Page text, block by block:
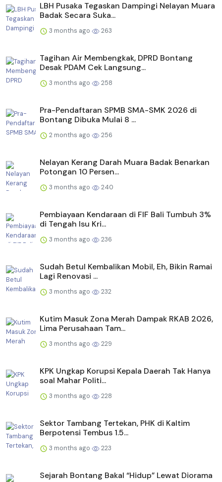
LBH Pusaka Tegaskan Dampingi Nelayan Muara
Badak Secara Suka...
3 months ago 263
Tagihan Air Membengkak, DPRD Bontang
Desak PDAM Cek Langsung...
3 months ago 258
Pra-Pendaftaran SPMB SMA-SMK 2026 di
Bontang Dibuka Mulai 8 ...
2 months ago 256
Nelayan Kerang Darah Muara Badak Benarkan
Potongan 10 Persen...
3 months ago 240
Pembiayaan Kendaraan di FIF Bali Tumbuh 3%
di Tengah Isu Kri...
3 months ago 236
Sudah Betul Kembalikan Mobil, Eh, Bikin Ramai
Lagi Renovasi ...
3 months ago 232
Kutim Masuk Zona Merah Dampak RKAB 2026,
Lima Perusahaan Tam...
3 months ago 229
KPK Ungkap Korupsi Kepala Daerah Tak Hanya
soal Mahar Politi...
3 months ago 228
Sektor Tambang Tertekan, PHK di Kaltim
Berpotensi Tembus 1.5...
3 months ago 223
Sejarah Bontang Bakal “Hidup” Lewat Diorama